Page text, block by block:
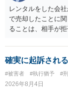
レンタルをした会
で売却したことに
ることは、相手が
か）、弁護士に法
確実に起訴され
#被害者 #執行猶予 #
2026年8月4日